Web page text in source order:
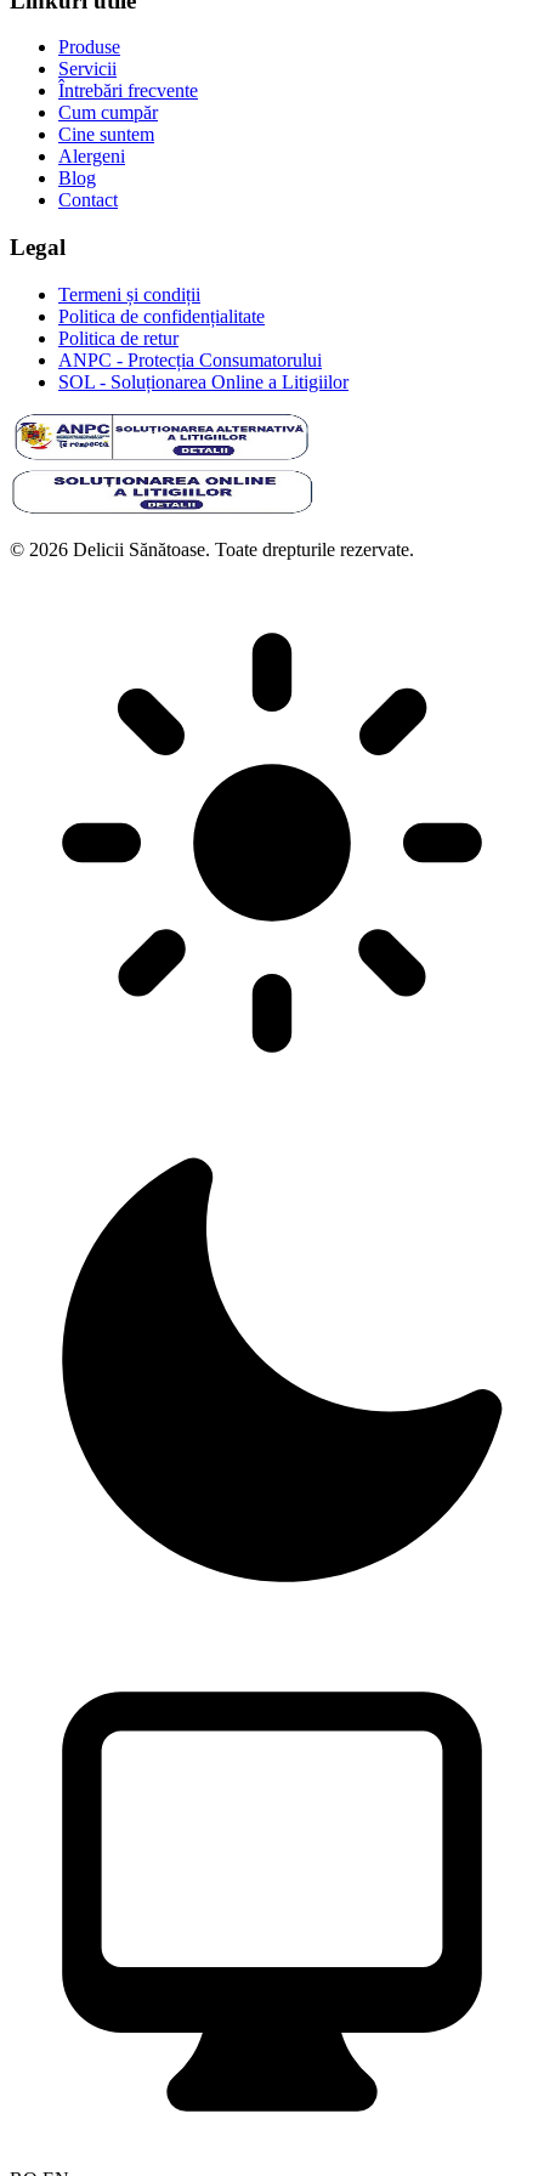
Produse
Servicii
Întrebări frecvente
Cum cumpăr
Cine suntem
Alergeni
Blog
Contact
Legal
Termeni și condiții
Politica de confidențialitate
Politica de retur
ANPC - Protecția Consumatorului
SOL - Soluționarea Online a Litigiilor
© 2026 Delicii Sănătoase. Toate drepturile rezervate.